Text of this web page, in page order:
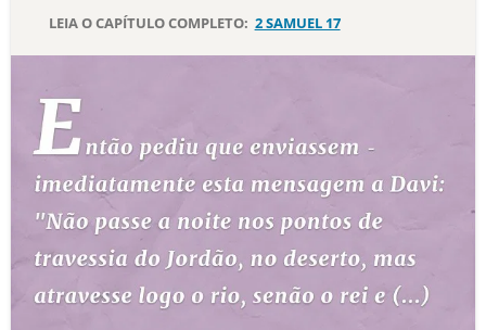
ESTUDOS BÍBLICOS
ESBOÇOS DE PREGAÇÃO
TEMAS
PERGUNTE À BÍBLIA IA
LEIA O CAPÍTULO COMPLETO: 2 SAMUEL 17